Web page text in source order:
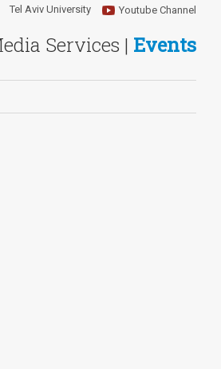
Services | Events
Youtube Channel
Tel Aviv University